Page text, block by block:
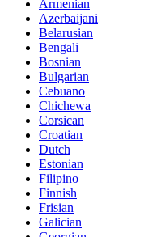
Armenian
Azerbaijani
Belarusian
Bengali
Bosnian
Bulgarian
Cebuano
Chichewa
Corsican
Croatian
Dutch
Estonian
Filipino
Finnish
Frisian
Galician